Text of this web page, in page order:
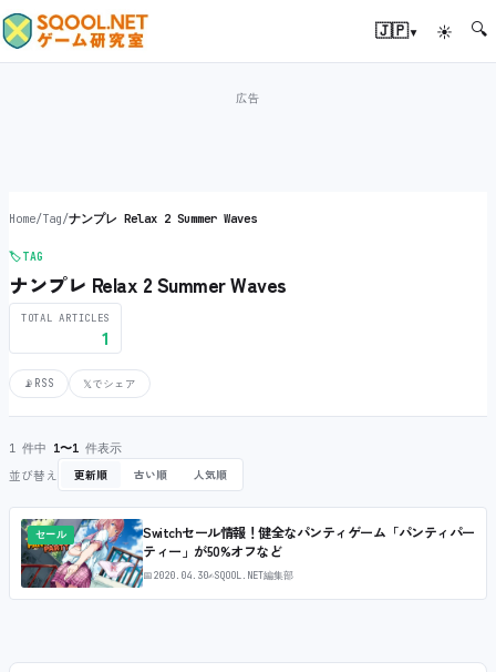
🇯🇵▾ ☀ 🔍
Home/Tag/ナンプレ Relax 2 Summer Waves
🏷️TAG
ナンプレ Relax 2 Summer Waves
TOTAL ARTICLES
1
📡 RSS 𝕏でシェア
1 件中 1〜1 件表示
並び替え 更新順 古い順 人気順
セール
Switchセール情報！健全なパンティゲーム「パンティパー
ティー」が50%オフなど
📅2020.04.30✍SQOOL.NET編集部